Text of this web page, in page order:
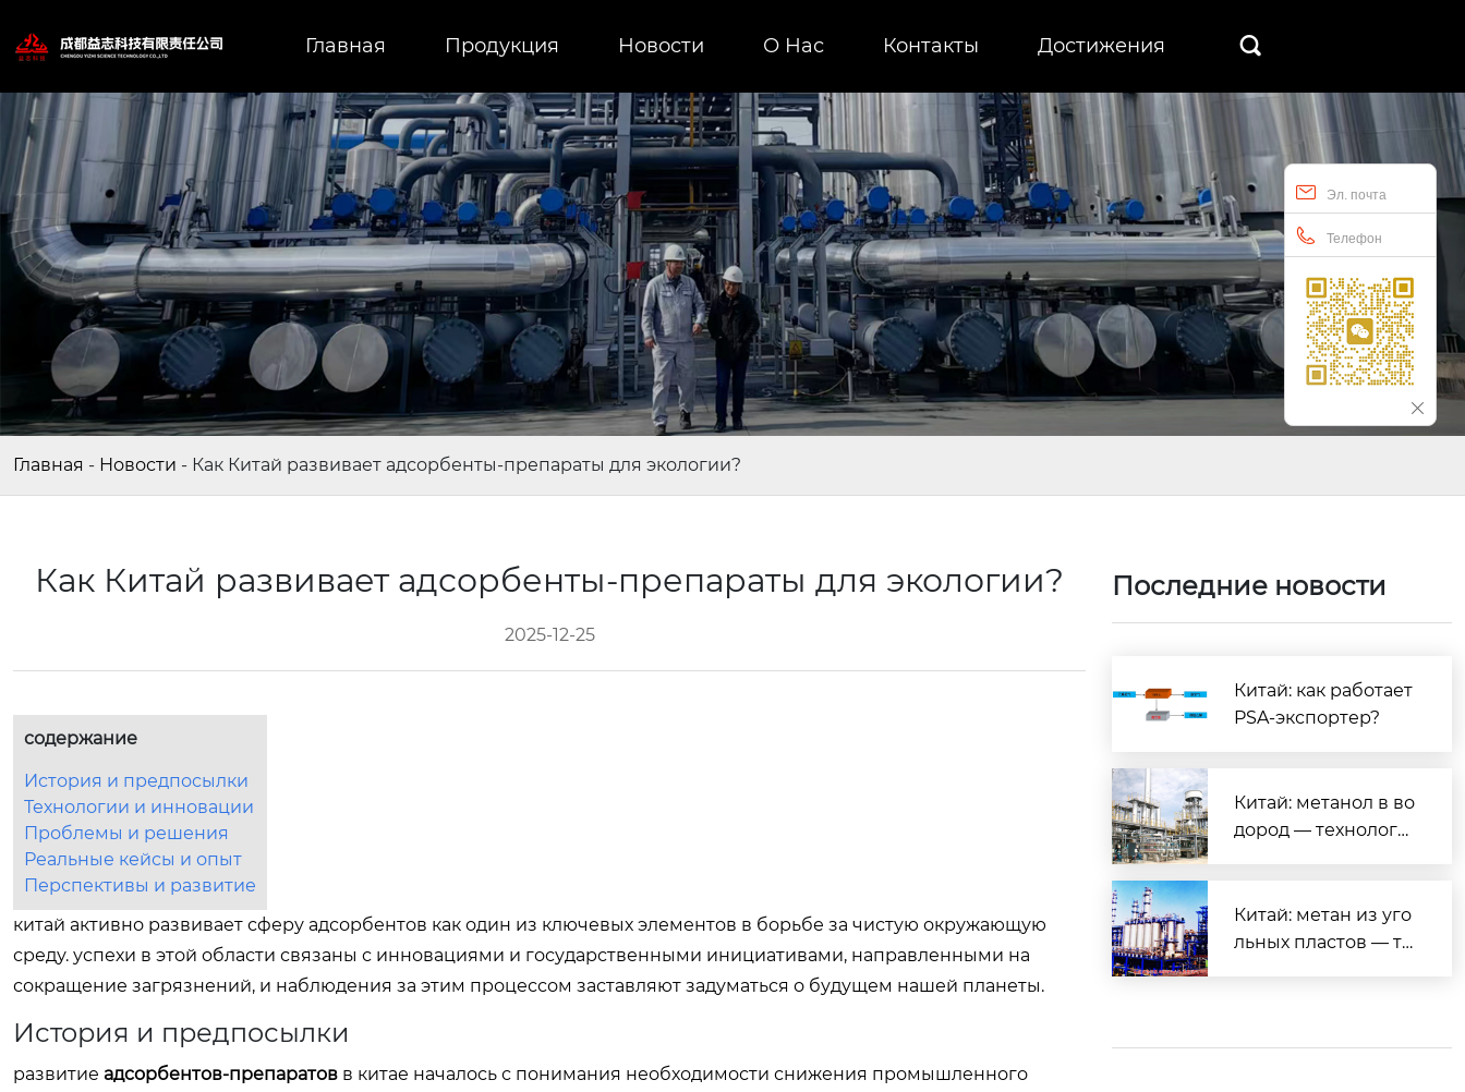
Главная Продукция Новости О Нас Контакты Достижения 
Эл. почта
Телефон
Главная - Новости - Как Китай развивает адсорбенты-препараты для экологии?
Как Китай развивает адсорбенты-препараты для экологии?
2025-12-25
содержание
История и предпосылки
Технологии и инновации
Проблемы и решения
Реальные кейсы и опыт
Перспективы и развитие
китай активно развивает сферу адсорбентов как один из ключевых элементов в борьбе за чистую окружающую
среду. успехи в этой области связаны с инновациями и государственными инициативами, направленными на
сокращение загрязнений, и наблюдения за этим процессом заставляют задуматься о будущем нашей планеты.
История и предпосылки
развитие адсорбентов-препаратов в китае началось с понимания необходимости снижения промышленного
Последние новости
Китай: как работает
PSA-экспортер?
Китай: метанол в во
дород — технологи
Китай: метан из уго
льных пластов — те